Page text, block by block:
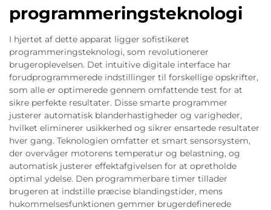
programmeringsteknologi
I hjertet af dette apparat ligger sofistikeret
programmeringsteknologi, som revolutionerer
brugeroplevelsen. Det intuitive digitale interface har
forudprogrammerede indstillinger til forskellige opskrifter,
som alle er optimerede gennem omfattende test for at
sikre perfekte resultater. Disse smarte programmer
justerer automatisk blanderhastigheder og varigheder,
hvilket eliminerer usikkerhed og sikrer ensartede resultater
hver gang. Teknologien omfatter et smart sensorsystem,
der overvåger motorens temperatur og belastning, og
automatisk justerer effektafgivelsen for at opretholde
optimal ydelse. Den programmerbare timer tillader
brugeren at indstille præcise blandingstider, mens
hukommelsesfunktionen gemmer brugerdefinerede